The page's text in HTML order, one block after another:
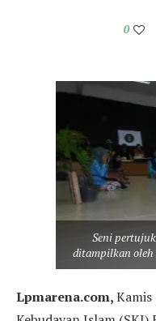
0
Seni
ditampilkan oleh
Lpmarena.com,Kamis